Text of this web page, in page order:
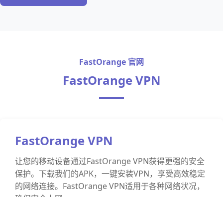
FastOrange 官网
FastOrange VPN
FastOrange VPN
让您的移动设备通过FastOrange VPN获得更强的安全
保护。下载我们的APK，一键安装VPN，享受高效稳定
的网络连接。FastOrange VPN适用于各种网络状况，